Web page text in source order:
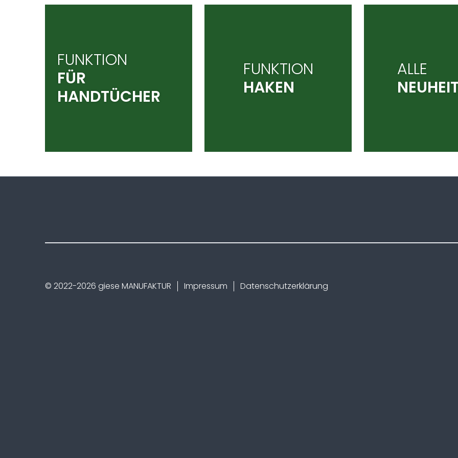
FUNKTION
FÜR
HANDTÜCHER
FUNKTION
HAKEN
ALLE
© 2022-2026 giese MANUFAKTUR Impressum Datenschutzerklärung